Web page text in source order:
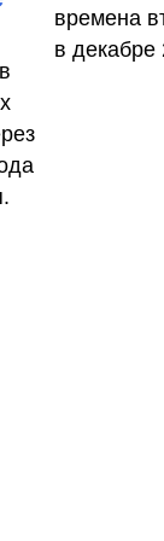
времена
в декабре